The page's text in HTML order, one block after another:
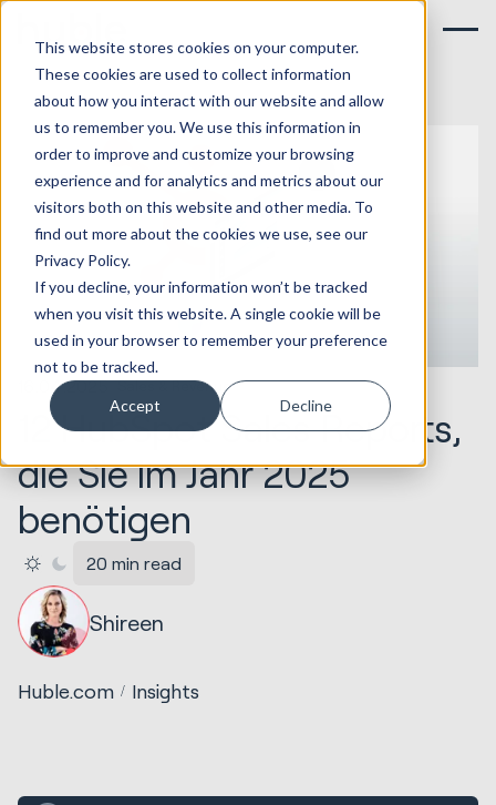
This website stores cookies on your computer.
These cookies are used to collect information
about how you interact with our website and allow
us to remember you. We use this information in
order to improve and customize your browsing
experience and for analytics and metrics about our
visitors both on this website and other media. To
find out more about the cookies we use, see our
Privacy Policy.
If you decline, your information won’t be tracked
when you visit this website. A single cookie will be
used in your browser to remember your preference
not to be tracked.
Accept Decline
16.04.2025 Sales & Revenue
12 HubSpot Sales Reports,
die Sie im Jahr 2025
benötigen
20 min read
Shireen
Huble.com Insights